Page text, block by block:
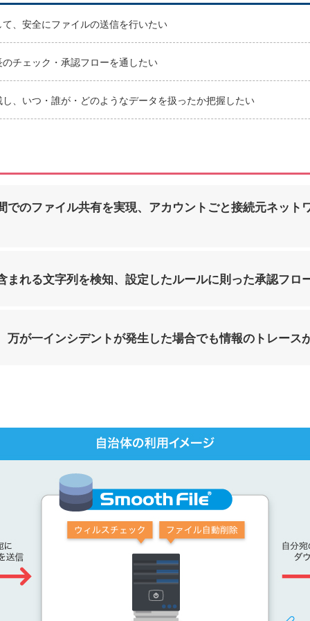
、安全にファイルの送信を行いたい
チェック・承認フローを通したい
、いつ・誰が・どのようなデータを扱ったか把握したい
でのファイル共有を実現、アカウントごと接続元ネット
まれる文字列を検知、設定したルールに則った承認フロ
万が一インシデントが発生した場合でも情報のトレース